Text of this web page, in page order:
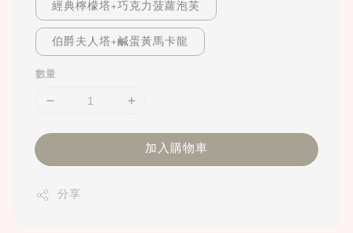
經典檸檬塔+巧克力菠蘿泡芙
伯爵夫人塔+鹹蛋黃馬卡龍
數量
加入購物車
分享